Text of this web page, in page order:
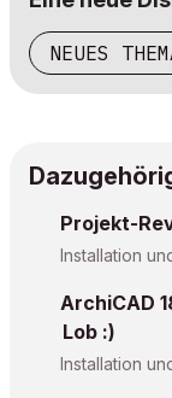
NEUES
Projekt-
Installation
ArchiCAD
Lob :)
Installation